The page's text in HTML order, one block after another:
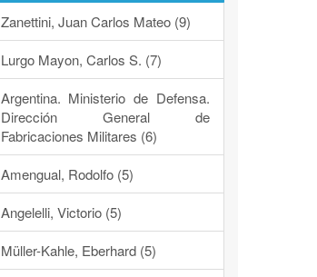
Zanettini, Juan Carlos Mateo (9)
Lurgo Mayon, Carlos S. (7)
Argentina. Ministerio de Defensa.
Dirección General de
Fabricaciones Militares (6)
Amengual, Rodolfo (5)
Angelelli, Victorio (5)
Müller-Kahle, Eberhard (5)